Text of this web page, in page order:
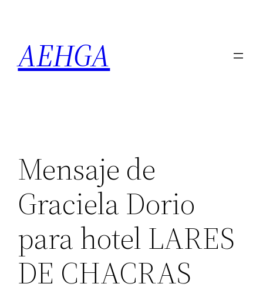
contenido
AEHGA
Mensaje de
Graciela Dorio
para hotel LARES
DE CHACRAS